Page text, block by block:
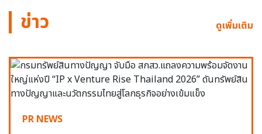
ข่าว ดูเพิ่มเติม
PR NEWS